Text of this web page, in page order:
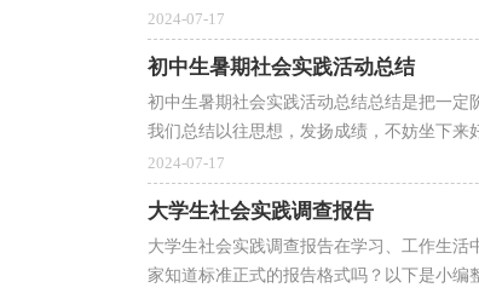
2024-07-17
初中生暑期社会实践活动总结
初中生暑期社会实践活动总结总结是把一
我们总结以往思想，发扬成绩，不妨坐下来
2024-07-17
大学生社会实践调查报告
大学生社会实践调查报告在学习、工作生
家知道标准正式的报告格式吗？以下是小编